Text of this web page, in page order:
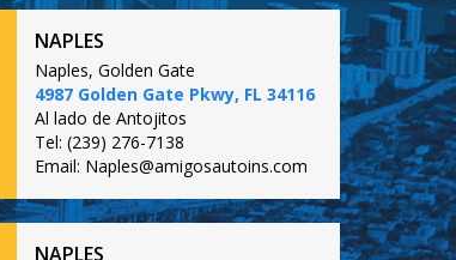
NAPLES
Naples, Golden Gate
4987 Golden Gate Pkwy, FL 34116
Al lado de Antojitos
Tel: (239) 276-7138
Email: Naples@amigosautoins.com
NAPLES